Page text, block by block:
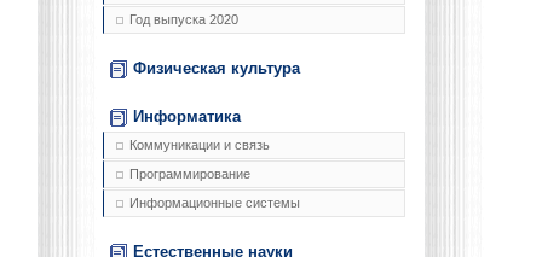
Год выпуска 2020
Физическая культура
Информатика
Коммуникации и связь
Программирование
Информационные системы
Естественные науки